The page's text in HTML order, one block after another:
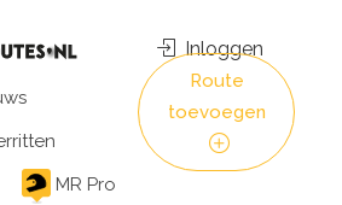
MR Pro
Inloggen
Route
toevoegen